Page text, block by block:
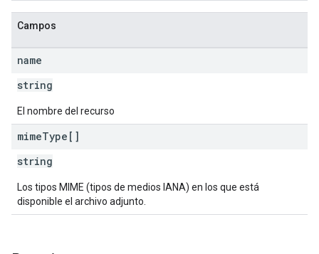
Campos
name
string
El nombre del recurso
mimeType[]
string
Los tipos MIME (tipos de medios IANA) en los que está
disponible el archivo adjunto.